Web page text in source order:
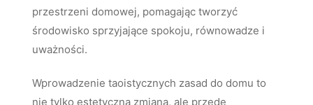
przestrzeni domowej, pomagając tworzyć
środowisko sprzyjające spokoju, równowadze i
uważności.
Wprowadzenie taoistycznych zasad do domu to
nie tylko estetyczna zmiana, ale przede